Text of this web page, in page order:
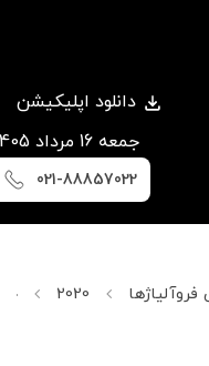
دانلود اپلیکیشن
جمعه 16 مرداد 1405
021-88857022
2020